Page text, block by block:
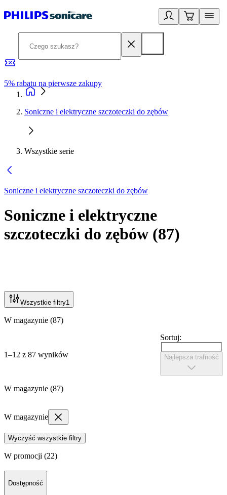
5% rabatu na pierwsze zakupy
Soniczne i elektryczne szczoteczki do zębów
Wszystkie serie
Soniczne i elektryczne szczoteczki do zębów
Soniczne i elektryczne
szczoteczki do zębów (87)
Wszystkie filtry1
W magazynie (87)
1–12 z 87 wyników
Sortuj:
Najlepsza trafność
W magazynie (87)
W magazynie
Wyczyść wszystkie filtry
W promocji (22)
Dostępność